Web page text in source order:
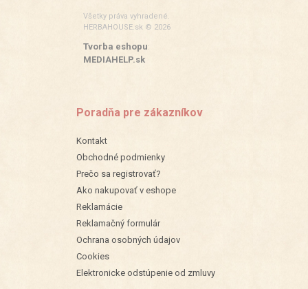
Všetky práva vyhradené.
HERBAHOUSE.sk © 2026
Tvorba eshopu:
MEDIAHELP.sk
Poradňa pre zákazníkov
Kontakt
Obchodné podmienky
Prečo sa registrovať?
Ako nakupovať v eshope
Reklamácie
Reklamačný formulár
Ochrana osobných údajov
Cookies
Elektronicke odstúpenie od zmluvy